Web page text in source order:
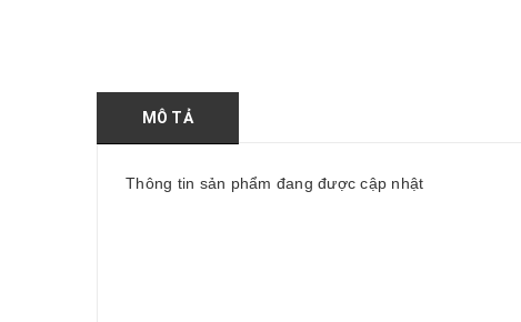
MÔ TẢ
Thông tin sản phẩm đang được cập nhật